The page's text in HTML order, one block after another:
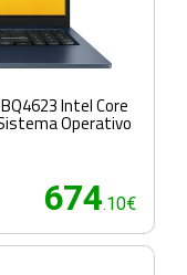
Intel Core
Operativo
674.10€